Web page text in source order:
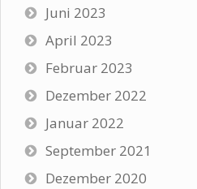
Juni 2023
April 2023
Februar 2023
Dezember 2022
Januar 2022
September 2021
Dezember 2020